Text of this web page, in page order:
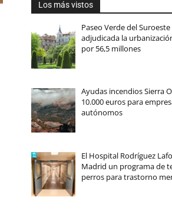
Los más vistos
Paseo Verde del
adjudicada la
por 56,5 millones
Ayudas incendios Sierra
10.000 euros para
autónomos
El Hospital Rodríguez
Madrid un programa de
perros para trastorno